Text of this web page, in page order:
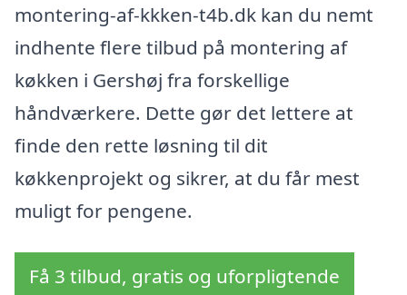
montering-af-kkken-t4b.dk kan du nemt
indhente flere tilbud på montering af
køkken i Gershøj fra forskellige
håndværkere. Dette gør det lettere at
finde den rette løsning til dit
køkkenprojekt og sikrer, at du får mest
muligt for pengene.
Få 3 tilbud, gratis og uforpligtende